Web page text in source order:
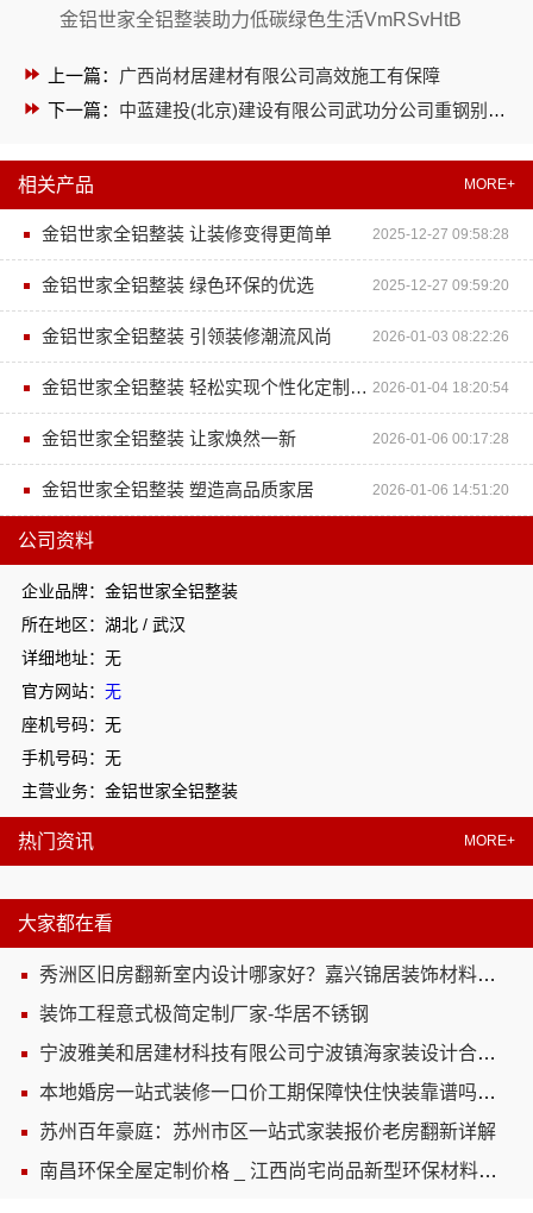
金铝世家全铝整装助力低碳绿色生活VmRSvHtB
上一篇： 广西尚材居建材有限公司高效施工有保障
下一篇： 中蓝建投(北京)建设有限公司武功分公司重钢别墅环保节能首选
相关产品 MORE+
金铝世家全铝整装 让装修变得更简单 2025-12-27 09:58:28
金铝世家全铝整装 绿色环保的优选 2025-12-27 09:59:20
金铝世家全铝整装 引领装修潮流风尚 2026-01-03 08:22:26
金铝世家全铝整装 轻松实现个性化定制需求 2026-01-04 18:20:54
金铝世家全铝整装 让家焕然一新 2026-01-06 00:17:28
金铝世家全铝整装 塑造高品质家居 2026-01-06 14:51:20
公司资料
企业品牌：金铝世家全铝整装
所在地区：湖北 / 武汉
详细地址：无
官方网站： 无
座机号码：无
手机号码：无
主营业务：金铝世家全铝整装
热门资讯 MORE+
大家都在看
秀洲区旧房翻新室内设计哪家好？嘉兴锦居装饰材料有限公司靠谱
装饰工程意式极简定制厂家-华居不锈钢
宁波雅美和居建材科技有限公司宁波镇海家装设计合作联系方式
本地婚房一站式装修一口价工期保障快住快装靠谱吗省心
苏州百年豪庭：苏州市区一站式家装报价老房翻新详解
南昌环保全屋定制价格 _ 江西尚宅尚品新型环保材料有限公司_严控成本环保达标